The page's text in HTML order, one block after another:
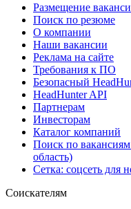
Размещение
Поиск по резюме
О компании
Наши вакансии
Реклама на сайте
Требования к ПО
Безопасный
HeadHunter API
Партнерам
Инвесторам
Каталог компаний
Поиск по
область)
Сетка: соцсеть для
Соискателям